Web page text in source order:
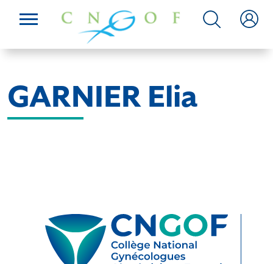
GARNIER Elia